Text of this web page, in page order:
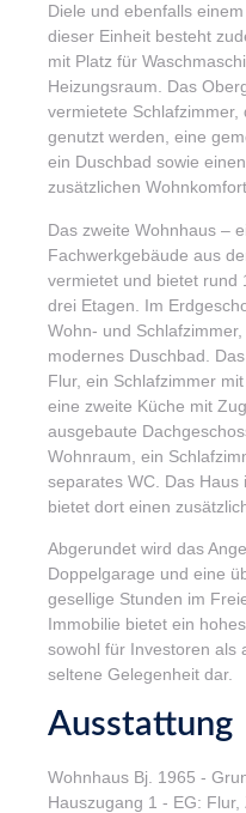
Diele und ebenfalls
dieser Einheit besteht
mit Platz für
Heizungsraum. Das
vermietete
genutzt werden, eine
ein Duschbad sowie
zusätzlichen
Das zweite Wohnhaus –
Fachwerkgebäude aus
vermietet und bietet rund
drei Etagen. Im
Wohn- und
modernes Duschbad.
Flur, ein Schlafzimmer
eine zweite Küche mit
ausgebaute
Wohnraum, ein
separates WC. Das
bietet dort einen
Abgerundet wird das
Doppelgarage und eine
gesellige Stunden im
Immobilie bietet ein
sowohl für Investoren als
seltene Gelegenheit dar.
Ausstattung
Wohnhaus Bj. 1965 -
Hauszugang 1 - EG: